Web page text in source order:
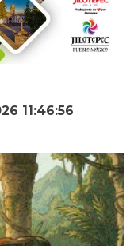
11:46:58